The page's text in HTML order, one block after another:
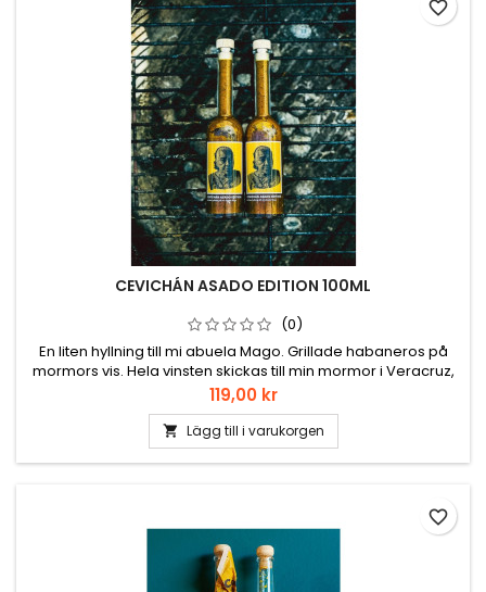
CEVICHÁN ASADO EDITION 100ML
(0)
En liten hyllning till mi abuela Mago. Grillade habaneros på
mormors vis. Hela vinsten skickas till min mormor i Veracruz,
Mexiko.
Pris
119,00 kr
 Lägg till i varukorgen
favorite_border
favorite_border